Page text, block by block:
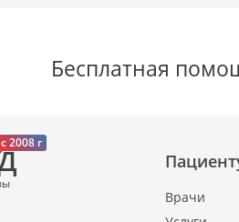
Бесплатная
c 2008 г
Врачи